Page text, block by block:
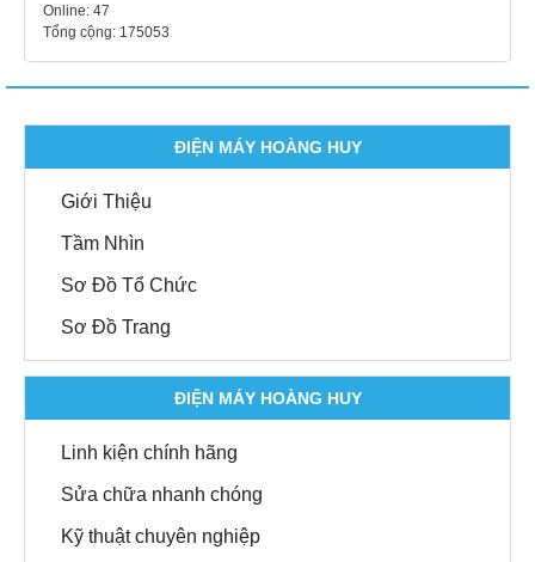
Online: 47
Tổng cộng: 175053
ĐIỆN MÁY HOÀNG HUY
Giới Thiệu
Tầm Nhìn
Sơ Đồ Tổ Chức
Sơ Đồ Trang
ĐIỆN MÁY HOÀNG HUY
Linh kiện chính hãng
Sửa chữa nhanh chóng
Kỹ thuật chuyên nghiệp